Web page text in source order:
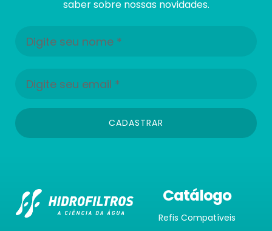
saber sobre nossas novidades.
CADASTRAR
Catálogo
Refis Compatíveis